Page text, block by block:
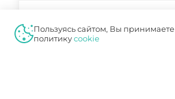
ГЛОМЕРУЛОНЕФРИТ. МОЧА
Пользуясь сайтом, Вы принимаете
политикуcookie